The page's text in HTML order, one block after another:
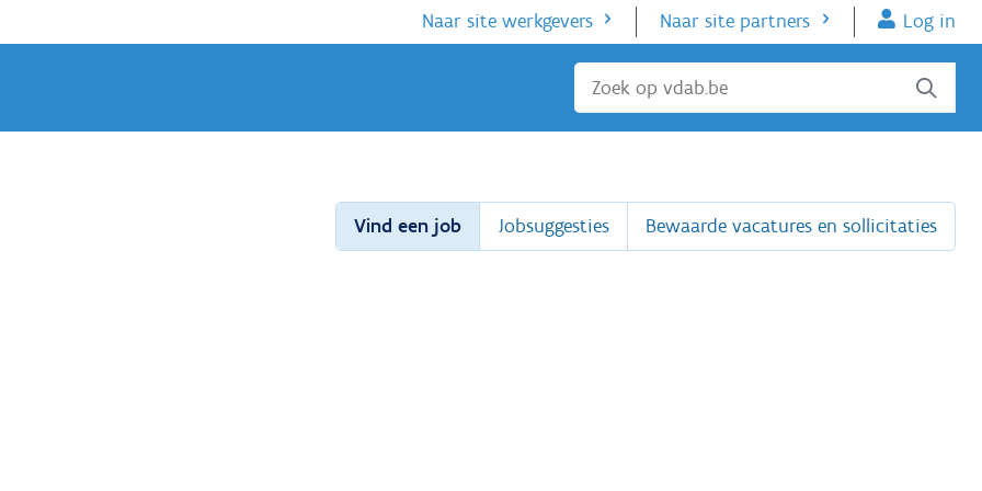
Naar site werkgevers Naar site partners Log in
Sluiten
Vind een job Jobsuggesties Bewaarde vacatures en sollicitaties